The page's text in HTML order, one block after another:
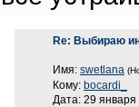
Re: Выбираю
Имя: swetlana
Кому: bocardi_
Дата: 29 января